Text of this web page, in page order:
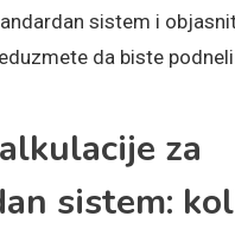
sistem i
da biste
za
sistem: